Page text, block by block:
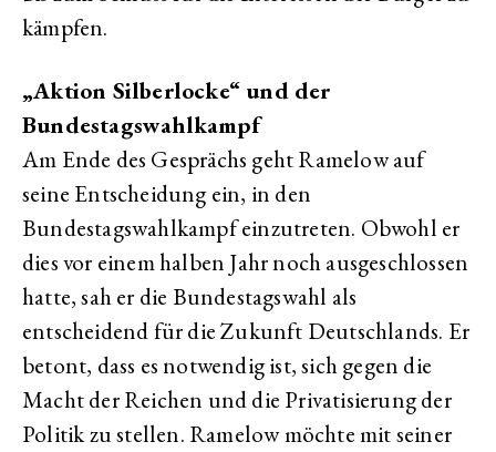
kämpfen.
„Aktion Silberlocke“ und der
Bundestagswahlkampf
Am Ende des Gesprächs geht Ramelow auf
seine Entscheidung ein, in den
Bundestagswahlkampf einzutreten. Obwohl er
dies vor einem halben Jahr noch ausgeschlossen
hatte, sah er die Bundestagswahl als
entscheidend für die Zukunft Deutschlands. Er
betont, dass es notwendig ist, sich gegen die
Macht der Reichen und die Privatisierung der
Politik zu stellen. Ramelow möchte mit seiner